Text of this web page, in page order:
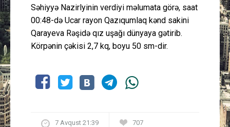
Peşə etikası
Əlaqə
Səhiyyə Nazirlyinin verdiyi məlumata görə, saat
00:48-də Ucar rayon Qazıqumlaq kənd sakini
Qarayeva Rəşidə qız uşağı dünyaya gətirib.
Körpənin çəkisi 2,7 kq, boyu 50 sm-dir.
7 Avqust 21:39 707